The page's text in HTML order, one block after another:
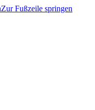
Zur Fußzeile springen